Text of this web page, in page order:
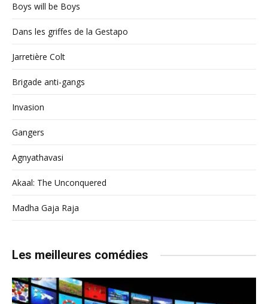
Boys will be Boys
Dans les griffes de la Gestapo
Jarretière Colt
Brigade anti-gangs
Invasion
Gangers
Agnyathavasi
Akaal: The Unconquered
Madha Gaja Raja
Les meilleures comédies